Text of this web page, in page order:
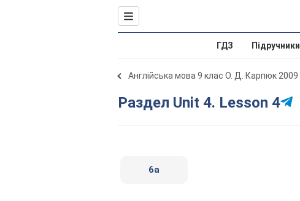
ГДЗ Підручники
Англійська мова 9 клас О. Д. Карпюк 2009
Раздел Unit 4. Lesson 4
6a